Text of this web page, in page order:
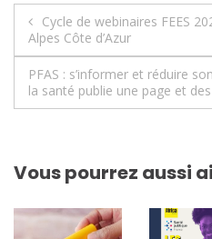
Navigation
de
l’article
Cycle de webinaires FEES
Alpes Côte d’Azur
PFAS : s’informer et réduire
la santé publie une page et
Vous pourrez aussi